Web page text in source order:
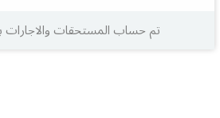
تم حساب المستحقات والاجارات